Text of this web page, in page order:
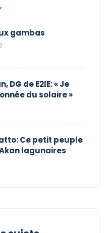
gambas
DG de E2IE: « Je
du solaire »
Ce petit peuple
lagunaires